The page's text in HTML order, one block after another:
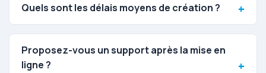
Quels sont les délais moyens de création ?
Proposez-vous un support après la mise en
ligne ?